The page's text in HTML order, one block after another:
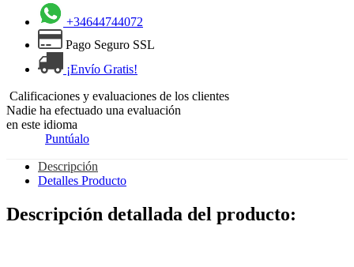
+34644744072
Pago Seguro SSL
¡Envío Gratis!
Calificaciones y evaluaciones de los clientes
Nadie ha efectuado una evaluación
en este idioma
Puntúalo
Descripción
Detalles Producto
Descripción detallada del producto: